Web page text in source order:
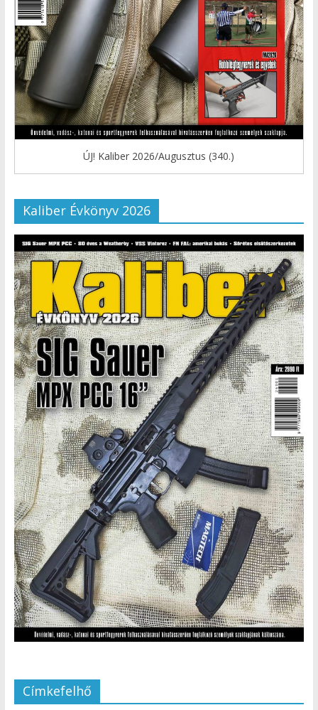
ÚJ! Kaliber 2026/Augusztus (340.)
Kaliber Évkönyv 2026
Címkefelhő